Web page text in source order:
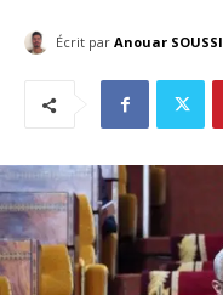
Écrit par Anouar SOUSSI